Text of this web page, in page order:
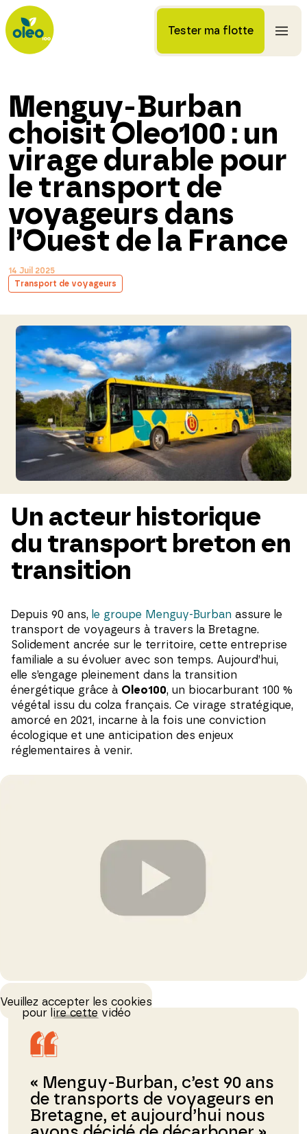
Tester ma flotte
Menguy-Burban
choisit Oleo100 : un
virage durable pour
le transport de
voyageurs dans
l’Ouest de la France
14 Juil 2025
Transport de voyageurs
Un acteur historique
du transport breton en
transition
Depuis 90 ans, le groupe Menguy-Burban assure le
transport de voyageurs à travers la Bretagne.
Solidement ancrée sur le territoire, cette entreprise
familiale a su évoluer avec son temps. Aujourd’hui,
elle s’engage pleinement dans la transition
énergétique grâce à Oleo100, un biocarburant 100 %
végétal issu du colza français. Ce virage stratégique,
amorcé en 2021, incarne à la fois une conviction
écologique et une anticipation des enjeux
réglementaires à venir.
Veuillez accepter les cookies
pour lire cette vidéo
« Menguy-Burban, c’est 90 ans
de transports de voyageurs en
Bretagne, et aujourd’hui nous